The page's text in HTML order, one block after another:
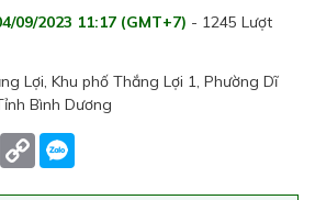
09/2023 11:17 (GMT+7) - 1245 Lượt
Lợi, Khu phố Thắng Lợi 1, Phường Dĩ
Bình Dương
Messenger
Copy
Link